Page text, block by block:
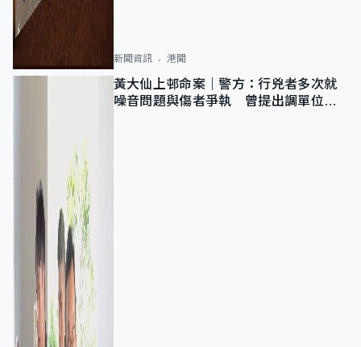
新聞資訊 港聞
黃大仙上邨命案｜警方：行兇者多次就
噪音問題與傷者爭執 曾提出調單位已